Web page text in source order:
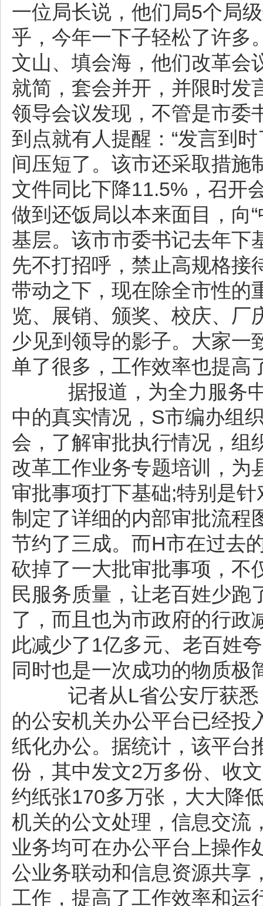
一位局长说，他们局5个局
乎，今年一下子轻松了许多
文山、填会海，他们改革会
就简，套会并开，并限时发
领导会议发现，不管是市委
到点就有人提醒：“发言到
间压短了。该市还采取措施
文件同比下降11.5%，召开
做到还饭局以本来面目，向
基层。该市市委书记去年下
先不打招呼，禁止高规格接
带动之下，现在除全市性的
览、展销、颁奖、校庆、厂
少见到领导的影子。大家一
单了很多，工作效率也提高
据报道，为全力服务中
中的真实情况，S市编办组
会，了解审批执行情况，组
改革工作业务专题培训，为
审批事项打下基础;特别是
制定了详细的内部审批流程
节约了三成。而H市在过去
砍掉了一大批审批事项，不
民服务质量，让老百姓少跑
了，而且也为市政府的行政
此减少了1亿多元、老百姓
同时也是一次成功的物质极
记者从L省公安厅获悉
的公安机关办公平台已经投
纸化办公。据统计，该平台
份，其中发文2万多份、收
约纸张170多万张，大大降
机关的公文处理，信息交流
业务均可在办公平台上操作
公业务联动和信息资源共享
工作，提高了工作效率和运